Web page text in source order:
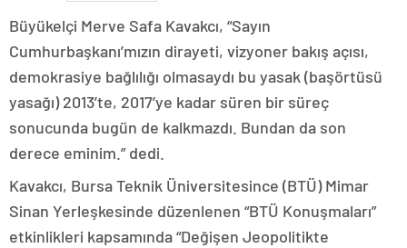
Büyükelçi Merve Safa Kavakcı, “Sayın
Cumhurbaşkanı’mızın dirayeti, vizyoner bakış açısı,
demokrasiye bağlılığı olmasaydı bu yasak (başörtüsü
yasağı) 2013’te, 2017’ye kadar süren bir süreç
sonucunda bugün de kalkmazdı. Bundan da son
derece eminim.” dedi.
Kavakcı, Bursa Teknik Üniversitesince (BTÜ) Mimar
Sinan Yerleşkesinde düzenlenen “BTÜ Konuşmaları”
etkinlikleri kapsamında “Değişen Jeopolitikte